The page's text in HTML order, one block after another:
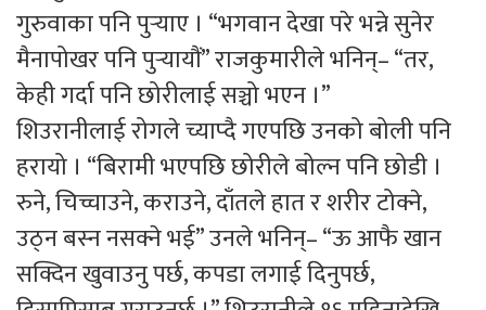
गुरुवाका पनि पुर्‍याए । “भगवान देखा परे भन्ने सुनेर
मैनापोखर पनि पुर्‍यायौं” राजकुमारीले भनिन्– “तर,
केही गर्दा पनि छोरीलाई सञ्चो भएन ।”
शिउरानीलाई रोगले च्याप्दै गएपछि उनको बोली पनि
हरायो । “बिरामी भएपछि छोरीले बोल्न पनि छोडी ।
रुने, चिच्चाउने, कराउने, दाँतले हात र शरीर टोक्ने,
उठ्न बस्न नसक्ने भई” उनले भनिन्– “ऊ आफै खान
सक्दिन खुवाउनु पर्छ, कपडा लगाई दिनुपर्छ,